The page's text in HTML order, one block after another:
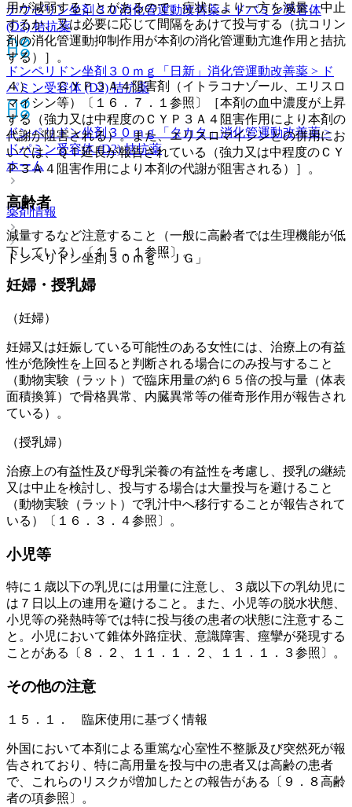
ナウゼリン坐剤３０消化管運動改善薬 > ドパミン受容体
(D2) 拮抗薬
ドンペリドン坐剤３０ｍｇ「日新」 消化管運動改善薬 > ド
パミン受容体 (D2) 拮抗薬
ドンペリドン坐剤３０ｍｇ「タカタ」消化管運動改善薬 >
ドパミン受容体 (D2) 拮抗薬
ホーム
薬剤情報
ドンペリドン坐剤３０ｍｇ「ＪＧ」
用が減弱することがあるので、症状により一方を減量、中止
するか、又は必要に応じて間隔をあけて投与する（抗コリン
剤の消化管運動抑制作用が本剤の消化管運動亢進作用と拮抗
する）］。
４）． ＣＹＰ３Ａ４阻害剤（イトラコナゾール、エリスロ
マイシン等）〔１６．７．１参照〕［本剤の血中濃度が上昇
する（強力又は中程度のＣＹＰ３Ａ４阻害作用により本剤の
代謝が阻害される）。また、エリスロマイシンとの併用にお
いては、ＱＴ延長が報告されている（強力又は中程度のＣＹ
Ｐ３Ａ４阻害作用により本剤の代謝が阻害される）］。
高齢者
減量するなど注意すること（一般に高齢者では生理機能が低
下している）〔１５．１参照〕。
妊婦・授乳婦
（妊婦）
妊婦又は妊娠している可能性のある女性には、治療上の有益
性が危険性を上回ると判断される場合にのみ投与すること
（動物実験（ラット）で臨床用量の約６５倍の投与量（体表
面積換算）で骨格異常、内臓異常等の催奇形作用が報告され
ている）。
（授乳婦）
治療上の有益性及び母乳栄養の有益性を考慮し、授乳の継続
又は中止を検討し、投与する場合は大量投与を避けること
（動物実験（ラット）で乳汁中へ移行することが報告されて
いる）〔１６．３．４参照〕。
小児等
特に１歳以下の乳児には用量に注意し、３歳以下の乳幼児に
は７日以上の連用を避けること。また、小児等の脱水状態、
小児等の発熱時等では特に投与後の患者の状態に注意するこ
と。小児において錐体外路症状、意識障害、痙攣が発現する
ことがある〔８．２、１１．１．２、１１．１．３参照〕。
その他の注意
１５．１． 臨床使用に基づく情報
外国において本剤による重篤な心室性不整脈及び突然死が報
告されており、特に高用量を投与中の患者又は高齢の患者
で、これらのリスクが増加したとの報告がある〔９．８高齢
者の項参照〕。